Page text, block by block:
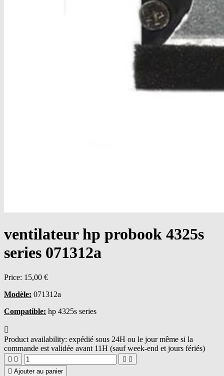
ventilateur hp probook 4325s
series 071312a
Price: 15,00 €
Modèle: 071312a
Compatible: hp 4325s series

Product availability: expédié sous 24H ou le jour même si la
commande est validée avant 11H (sauf week-end et jours fériés)
   
 Ajouter au panier